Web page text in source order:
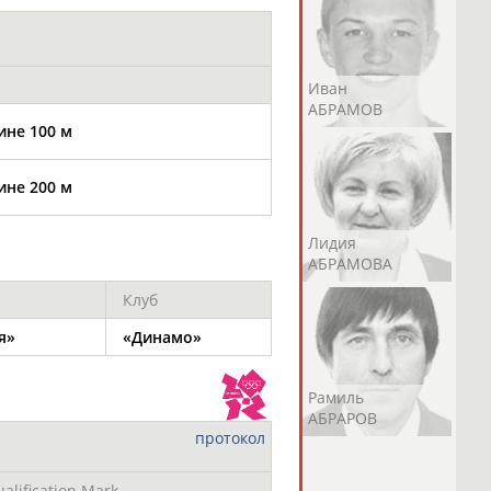
АБРАМОВ
Иван
АБРАМОВ
Лидия
АБРАМОВА
АБРАМЯН
Рамиль
АБРАРОВ
100 м
200 м
Клуб
«Динамо»
протокол